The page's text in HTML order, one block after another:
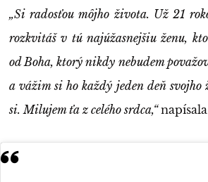
„Si radosťou môjho života. Už 21
rozkvitáš v tú najúžasnejšiu ženu,
od Boha, ktorý nikdy nebudem
a vážim si ho každý jeden deň svojho
si. Milujem ťa z celého srdca,“